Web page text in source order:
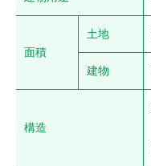
面積
土地
建物
構造